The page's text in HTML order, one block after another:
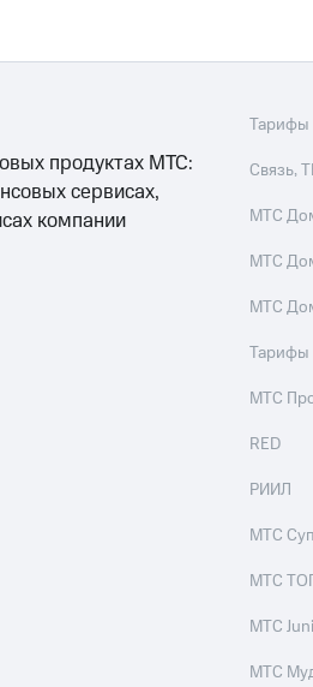
продуктах МТС:
сервисах,
компании
Тарифы
Связь,
МТС
МТС
МТС
Тарифы
МТС
RED
РИИЛ
МТС
МТС
МТС
МТС